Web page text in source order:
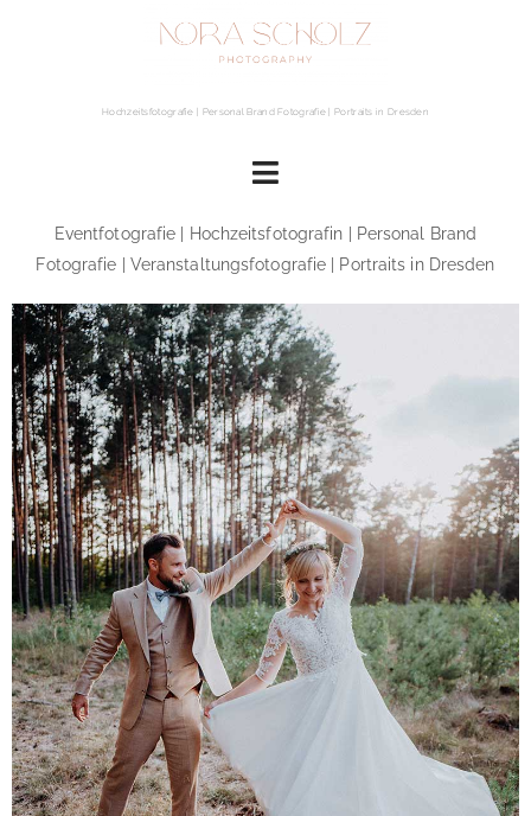
Hochzeitsfotografie | Personal Brand Fotografie | Portraits in Dresden
Eventfotografie | Hochzeitsfotografin | Personal Brand
Fotografie | Veranstaltungsfotografie | Portraits in Dresden